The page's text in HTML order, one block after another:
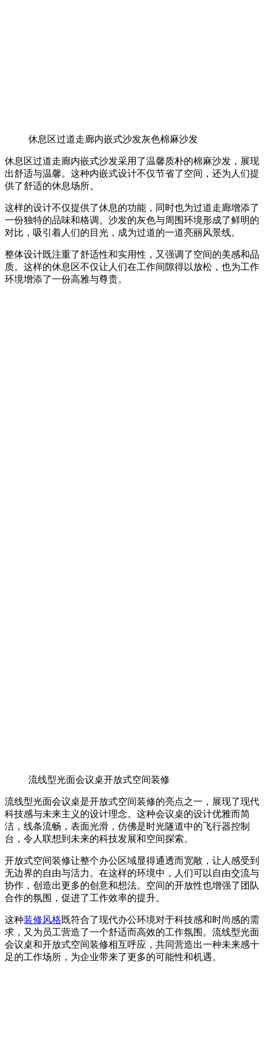
休息区过道走廊内嵌式沙发灰色棉麻沙发
休息区过道走廊内嵌式沙发采用了温馨质朴的棉麻沙发，展现
出舒适与温馨。这种内嵌式设计不仅节省了空间，还为人们提
供了舒适的休息场所。
这样的设计不仅提供了休息的功能，同时也为过道走廊增添了
一份独特的品味和格调。沙发的灰色与周围环境形成了鲜明的
对比，吸引着人们的目光，成为过道的一道亮丽风景线。
整体设计既注重了舒适性和实用性，又强调了空间的美感和品
质。这样的休息区不仅让人们在工作间隙得以放松，也为工作
环境增添了一份高雅与尊贵。
流线型光面会议桌开放式空间装修
流线型光面会议桌是开放式空间装修的亮点之一，展现了现代
科技感与未来主义的设计理念。这种会议桌的设计优雅而简
洁，线条流畅，表面光滑，仿佛是时光隧道中的飞行器控制
台，令人联想到未来的科技发展和空间探索。
开放式空间装修让整个办公区域显得通透而宽敞，让人感受到
无边界的自由与活力。在这样的环境中，人们可以自由交流与
协作，创造出更多的创意和想法。空间的开放性也增强了团队
合作的氛围，促进了工作效率的提升。
这种装修风格既符合了现代办公环境对于科技感和时尚感的需
求，又为员工营造了一个舒适而高效的工作氛围。流线型光面
会议桌和开放式空间装修相互呼应，共同营造出一种未来感十
足的工作场所，为企业带来了更多的可能性和机遇。